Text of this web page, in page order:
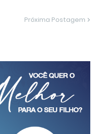
Próxima Postagem